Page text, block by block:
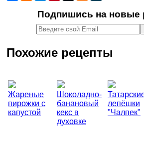
Подпишись на новые
Похожие рецепты
Жареные
пирожки с
капустой
Шоколадно-
банановый
кекс в
духовке
лепёшки
"Чалпек"